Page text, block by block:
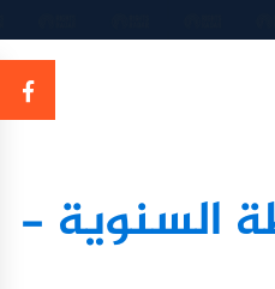
السنوية -